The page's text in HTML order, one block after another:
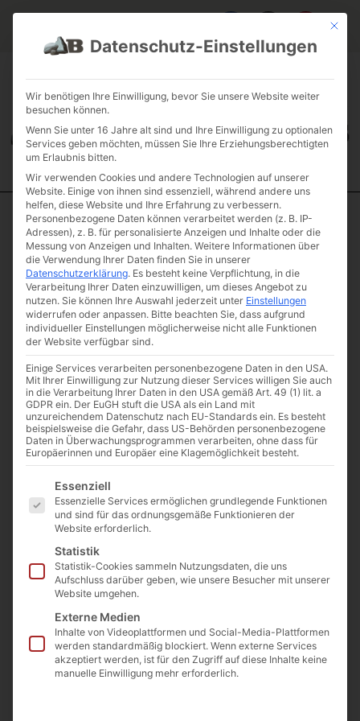
JOBS
FUHRPARK
Start Einzelsteine Solitaire / Diabas „Lisa’s Special“
Diabas „Lisa’s
Special“
Artikelnummer: R1-4
€424,83 (inkl. MwSt.)
Gewicht & Maße
Gewicht
ca.
kg
Länge
160
Breite
Höhe
ca.
Beschreibung
Mit
Datenschutz-Einstellungen
Wir benötigen Ihre Einwilligung, bevor Sie unsere Website weiter
besuchen können.
Wenn Sie unter 16 Jahre alt sind und Ihre Einwilligung zu optionalen
Services geben möchten, müssen Sie Ihre Erziehungsberechtigten
um Erlaubnis bitten.
Wir verwenden Cookies und andere Technologien auf unserer
Website. Einige von ihnen sind essenziell, während andere uns
helfen, diese Website und Ihre Erfahrung zu verbessern.
Personenbezogene Daten können verarbeitet werden (z. B. IP-
Adressen), z. B. für personalisierte Anzeigen und Inhalte oder die
Messung von Anzeigen und Inhalten. Weitere Informationen über
die Verwendung Ihrer Daten finden Sie in unserer
Datenschutzerklärung. Es besteht keine Verpflichtung, in die
Verarbeitung Ihrer Daten einzuwilligen, um dieses Angebot zu
nutzen. Sie können Ihre Auswahl jederzeit unter Einstellungen
widerrufen oder anpassen. Bitte beachten Sie, dass aufgrund
individueller Einstellungen möglicherweise nicht alle Funktionen
der Website verfügbar sind.
Einige Services verarbeiten personenbezogene Daten in den USA.
Mit Ihrer Einwilligung zur Nutzung dieser Services willigen Sie auch
in die Verarbeitung Ihrer Daten in den USA gemäß Art. 49 (1) lit. a
GDPR ein. Der EuGH stuft die USA als ein Land mit
unzureichendem Datenschutz nach EU-Standards ein. Es besteht
beispielsweise die Gefahr, dass US-Behörden personenbezogene
Daten in Überwachungsprogrammen verarbeiten, ohne dass für
Europäerinnen und Europäer eine Klagemöglichkeit besteht.
Es folgt eine Liste der Service-Gruppen, für die eine
Essenziell
Essenzielle Services ermöglichen grundlegende Funktionen
und sind für das ordnungsgemäße Funktionieren der
Website erforderlich.
Statistik
Statistik-Cookies sammeln Nutzungsdaten, die uns
Aufschluss darüber geben, wie unsere Besucher mit unserer
Website umgehen.
Externe Medien
Inhalte von Videoplattformen und Social-Media-Plattformen
werden standardmäßig blockiert. Wenn externe Services
akzeptiert werden, ist für den Zugriff auf diese Inhalte keine
manuelle Einwilligung mehr erforderlich.